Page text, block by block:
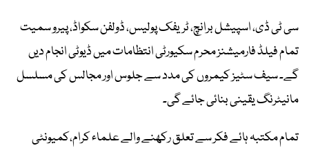
سی ٹی ڈی، اسپیشل برانچ، ٹریفک پولیس، ڈولفن سکواڈ، پیرو سمیت
تمام فیلڈ فارمیشنز محرم سکیورٹی انتظامات میں ڈیوٹی انجام دیں
گے۔ سیف سٹیز کیمروں کی مدد سے جلوس اور مجالس کی مسلسل
مانیٹرنگ یقینی بنائی جائے گی۔
تمام مکتبہ ہائے فکر سے تعلق رکھنے والے علماء کرام،کمیونٹی